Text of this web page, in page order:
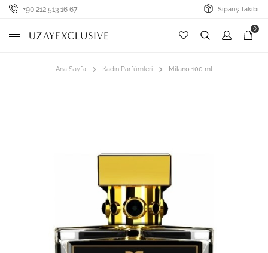
+90 212 513 16 67 Sipariş Takibi
0
Ana Sayfa Kadın Parfümleri Milano 100 ml